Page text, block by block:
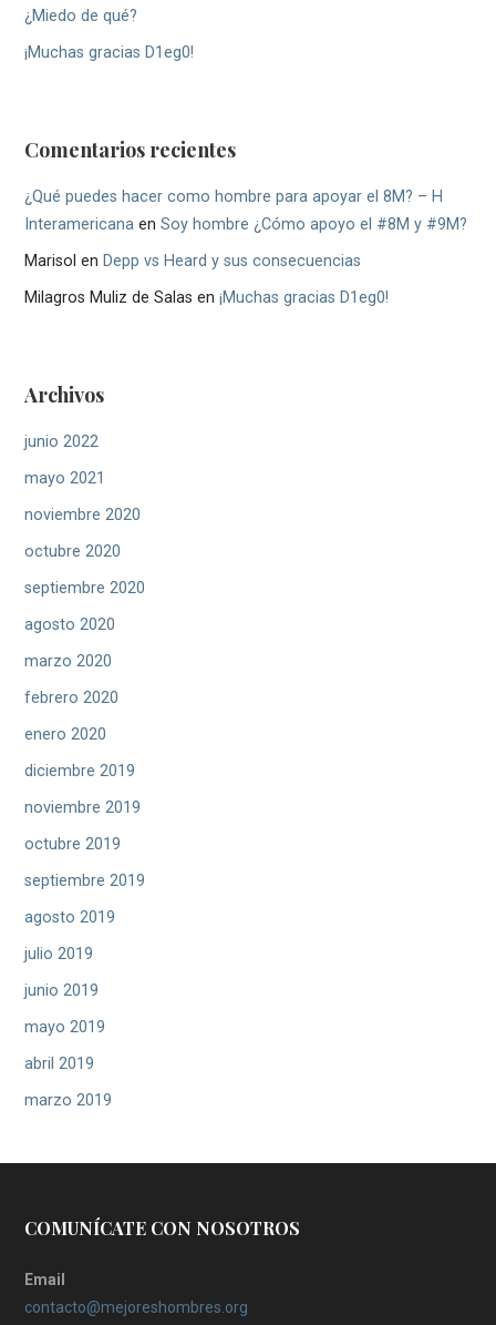
¿Miedo de qué?
¡Muchas gracias D1eg0!
Comentarios recientes
¿Qué puedes hacer como hombre para apoyar el 8M? – H
Interamericana enSoy hombre ¿Cómo apoyo el #8M y #9M?
Marisol en Depp vs Heard y sus consecuencias
Milagros Muliz de Salas en¡Muchas gracias D1eg0!
Archivos
junio 2022
mayo 2021
noviembre 2020
octubre 2020
septiembre 2020
agosto 2020
marzo 2020
febrero 2020
enero 2020
diciembre 2019
noviembre 2019
octubre 2019
septiembre 2019
agosto 2019
julio 2019
junio 2019
mayo 2019
abril 2019
marzo 2019
COMUNÍCATE CON NOSOTROS
Email
contacto@mejoreshombres.org